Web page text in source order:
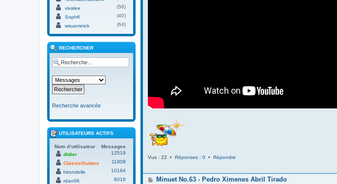
Vus : 22 • Réponses : 0 • Répondre
MMinuet No.63 - Pedro Ximenes Abril Tirado
vivalee
(56)
SophK
(40)
wsuemnick
(64)
RECHERCHER
Recherche avancée
UTILISATEURS ACTIFS
Nom d’utilisateur
Messages
didier
12519
ClassicGuitare
11908
hirondelle
10164
rdan06
6018